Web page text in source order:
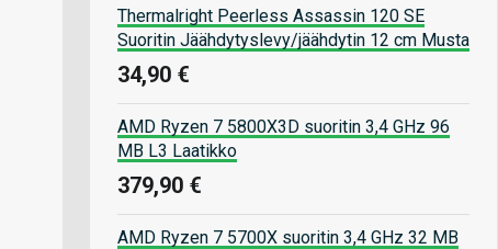
Thermalright Peerless Assassin 120 SE
Suoritin Jäähdytyslevy/jäähdytin 12 cm Musta
34,90 €
AMD Ryzen 7 5800X3D suoritin 3,4 GHz 96
MB L3 Laatikko
379,90 €
AMD Ryzen 7 5700X suoritin 3,4 GHz 32 MB